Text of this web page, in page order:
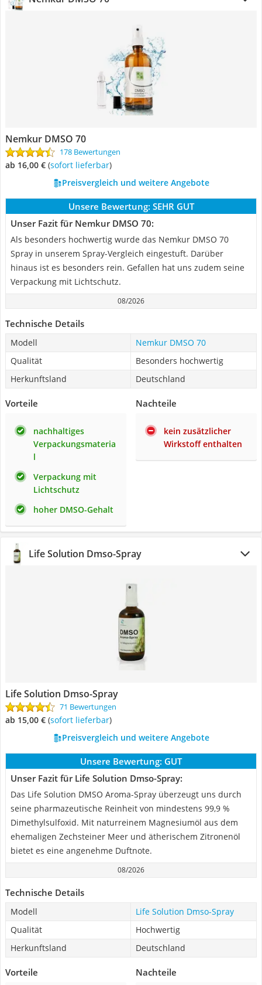
Nemkur DMSO 70
178 Bewertungen
ab 16,00 € ( Sofort lieferbar)
Preisvergleich und weitere Angebote
Unsere Bewertung: SEHR GUT
Unser Fazit für Nemkur DMSO 70:
Als besonders hochwertig wurde das Nemkur DMSO 70
Spray in unserem Spray-Vergleich eingestuft. Darüber
hinaus ist es besonders rein. Gefallen hat uns zudem seine
Verpackung mit Lichtschutz.
08/2026
Technische Details
Modell
Nemkur DMSO 70
Qualität
Besonders hochwertig
Herkunftsland
Deutschland
Vorteile
nachhaltiges
Verpackungsmateria
l
Verpackung mit
Lichtschutz
hoher DMSO-Gehalt
Nachteile
kein zusätzlicher
Wirkstoff enthalten
Life Solution Dmso-Spray
Life Solution Dmso-Spray
71 Bewertungen
ab 15,00 € ( Sofort lieferbar)
Preisvergleich und weitere Angebote
Unsere Bewertung: GUT
Unser Fazit für Life Solution Dmso-Spray:
Das Life Solution DMSO Aroma-Spray überzeugt uns durch
seine pharmazeutische Reinheit von mindestens 99,9 %
Dimethylsulfoxid. Mit naturreinem Magnesiumöl aus dem
ehemaligen Zechsteiner Meer und ätherischem Zitronenöl
bietet es eine angenehme Duftnote.
08/2026
Technische Details
Modell
Life Solution Dmso-Spray
Qualität
Hochwertig
Herkunftsland
Deutschland
Vorteile Nachteile